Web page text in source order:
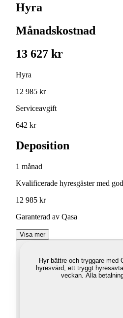
Hyra
Månadskostnad
13 627 kr
Hyra
12 985 kr
Serviceavgift
642 kr
Deposition
1 månad
Kvalificerade hyresgäster med
12 985 kr
Garanterad av Qasa
Visa mer
Hyr bättre och tryggare med
hyresvärd, ett tryggt
veckan. Alla